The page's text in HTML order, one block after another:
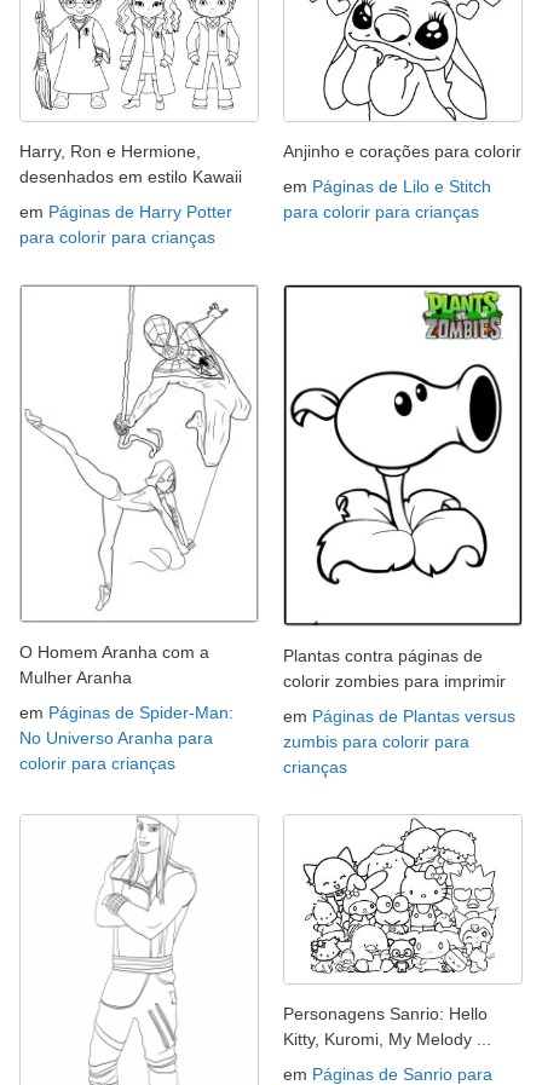
Harry, Ron e Hermione,
desenhados em estilo Kawaii
em Páginas de Harry Potter
para colorir para crianças
Anjinho e corações para colorir
em Páginas de Lilo e Stitch
para colorir para crianças
O Homem Aranha com a
Mulher Aranha
em Páginas de Spider-Man:
No Universo Aranha para
colorir para crianças
Plantas contra páginas de
colorir zombies para imprimir
em Páginas de Plantas versus
zumbis para colorir para
crianças
Personagens Sanrio: Hello
Kitty, Kuromi, My Melody ...
em Páginas de Sanrio para